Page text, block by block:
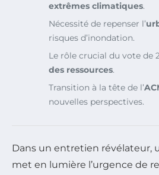
extrêmes climatiques.
Nécessité de repenser l’
risques d’inondation.
Le rôle crucial du vote de
des ressources.
Transition à la tête de l’
nouvelles perspectives.
Dans un entretien révélateur,
met en lumière l’urgence de